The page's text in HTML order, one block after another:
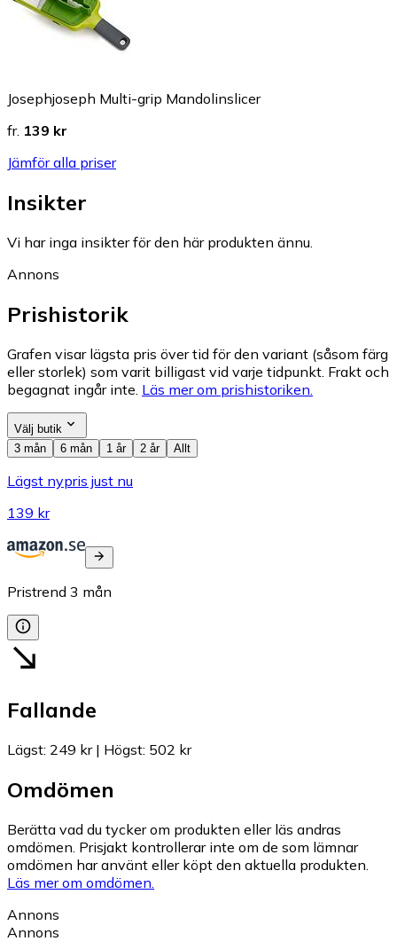
Josephjoseph Multi-grip Mandolinslicer
fr. 139 kr
Jämför alla priser
Insikter
Vi har inga insikter för den här produkten ännu.
Annons
Prishistorik
Grafen visar lägsta pris över tid för den variant (såsom färg
eller storlek) som varit billigast vid varje tidpunkt. Frakt och
begagnat ingår inte. Läs mer om prishistoriken.
Välj butik
3 mån
6 mån 1 år 2 år Allt
Lägst nypris just nu
139 kr
Pristrend 3 mån
Fallande
Lägst: 249 kr| Högst: 502 kr
Omdömen
Berätta vad du tycker om produkten eller läs andras
omdömen. Prisjakt kontrollerar inte om de som lämnar
omdömen har använt eller köpt den aktuella produkten.
Läs mer om omdömen.
Annons
Annons